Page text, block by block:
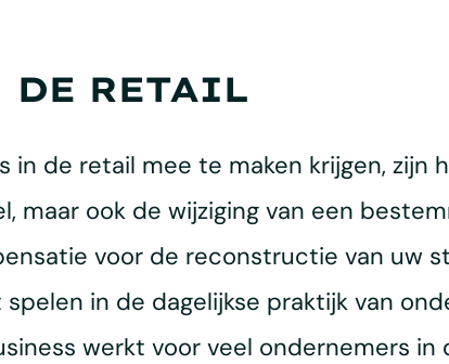
DE RETAIL
de retail mee te maken krijgen, zijn
maar ook de wijziging van een
voor de reconstructie van uw
in de dagelijkse praktijk van
werkt voor veel ondernemers